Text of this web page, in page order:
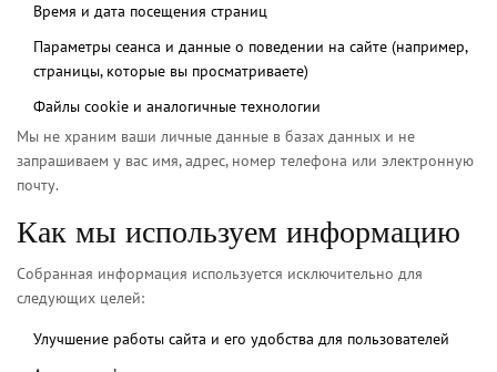
Время и дата посещения страниц
Параметры сеанса и данные о поведении на сайте (например,
страницы, которые вы просматриваете)
Файлы cookie и аналогичные технологии
Мы не храним ваши личные данные в базах данных и не
запрашиваем у вас имя, адрес, номер телефона или электронную
почту.
Как мы используем информацию
Собранная информация используется исключительно для
следующих целей:
Улучшение работы сайта и его удобства для пользователей